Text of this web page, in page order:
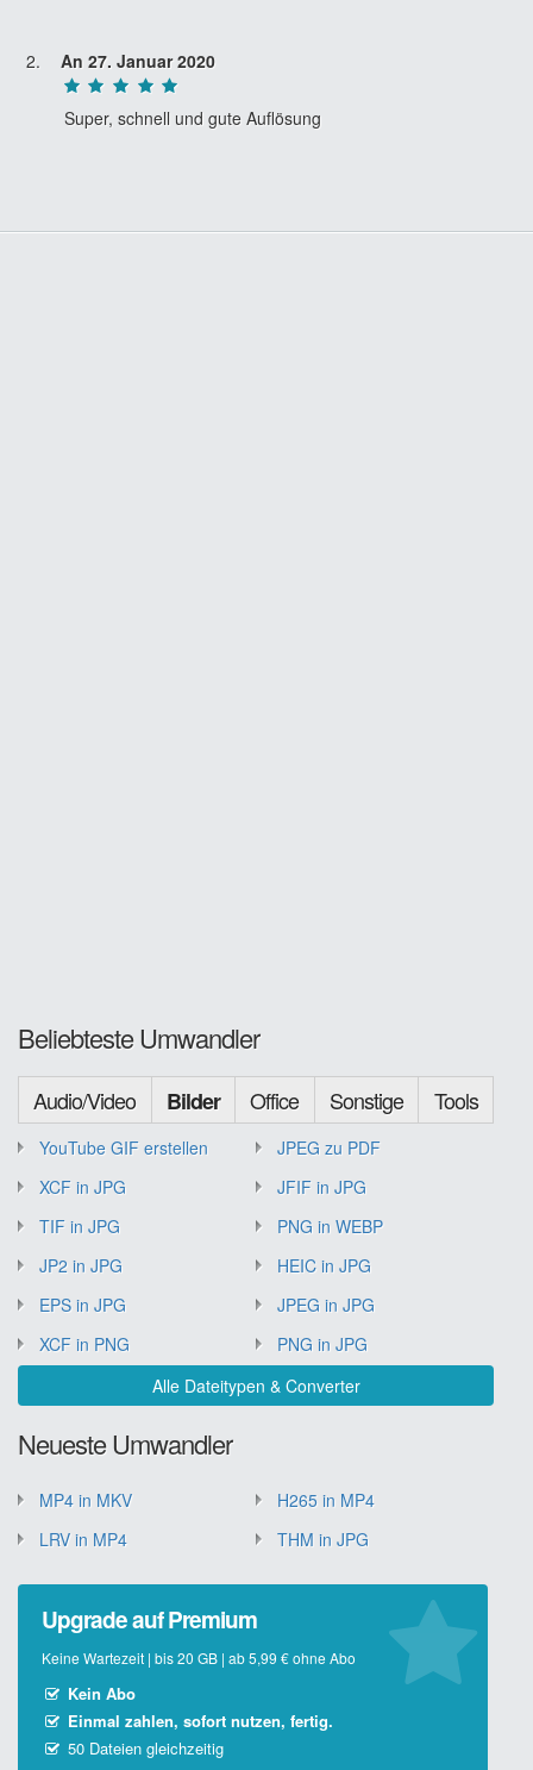
An 27. Januar 2020
Super, schnell und gute Auflösung
Beliebteste Umwandler
Audio/Video Bilder Office Sonstige Tools
YouTube GIF erstellen
JPEG zu PDF
XCF in JPG
JFIF in JPG
TIF in JPG
PNG in WEBP
JP2 in JPG
HEIC in JPG
EPS in JPG
JPEG in JPG
XCF in PNG
PNG in JPG
Alle Dateitypen & Converter
Neueste Umwandler
MP4 in MKV
H265 in MP4
LRV in MP4
THM in JPG
Upgrade auf Premium
Keine Wartezeit | bis 20 GB | ab 5,99 € ohne Abo
Kein Abo
Einmal zahlen, sofort nutzen, fertig.
50 Dateien gleichzeitig